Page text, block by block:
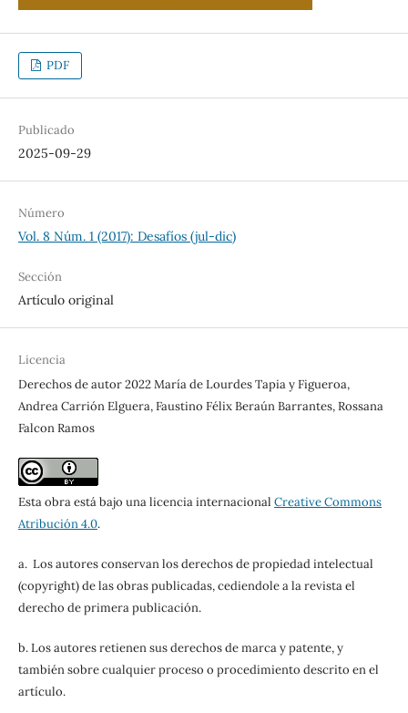
PDF
Publicado
2025-09-29
Número
Vol. 8 Núm. 1 (2017): Desafíos (jul-dic)
Sección
Artículo original
Licencia
Derechos de autor 2022 María de Lourdes Tapia y Figueroa,
Andrea Carrión Elguera, Faustino Félix Beraún Barrantes, Rossana
Falcon Ramos
Esta obra está bajo una licencia internacional Creative Commons
Atribución 4.0.
a. Los autores conservan los derechos de propiedad intelectual
(copyright) de las obras publicadas, cediendole a la revista el
derecho de primera publicación.
b. Los autores retienen sus derechos de marca y patente, y
también sobre cualquier proceso o procedimiento descrito en el
artículo.